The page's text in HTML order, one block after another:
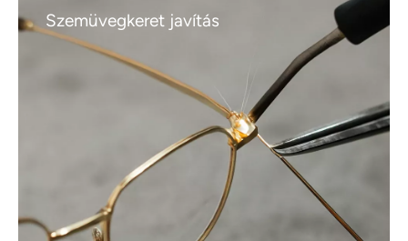
Szemüvegkeret javítás